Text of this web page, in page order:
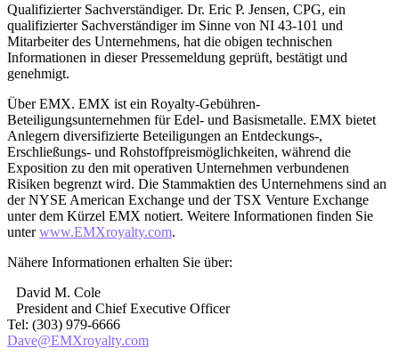
Qualifizierter Sachverständiger. Dr. Eric P. Jensen, CPG, ein
qualifizierter Sachverständiger im Sinne von NI 43-101 und
Mitarbeiter des Unternehmens, hat die obigen technischen
Informationen in dieser Pressemeldung geprüft, bestätigt und
genehmigt.
Über EMX. EMX ist ein Royalty-Gebühren-
Beteiligungsunternehmen für Edel- und Basismetalle. EMX bietet
Anlegern diversifizierte Beteiligungen an Entdeckungs-,
Erschließungs- und Rohstoffpreismöglichkeiten, während die
Exposition zu den mit operativen Unternehmen verbundenen
Risiken begrenzt wird. Die Stammaktien des Unternehmens sind an
der NYSE American Exchange und der TSX Venture Exchange
unter dem Kürzel EMX notiert. Weitere Informationen finden Sie
unterwww.EMXroyalty.com.
Nähere Informationen erhalten Sie über:
David M. Cole
President and Chief Executive Officer
Tel: (303) 979-6666
Dave@EMXroyalty.com